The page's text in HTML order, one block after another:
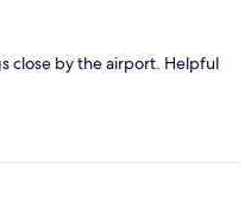
close by the airport. Helpful